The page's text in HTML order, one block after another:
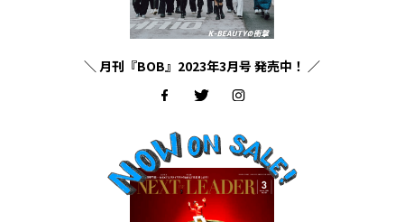
＼ 月刊『BOB』2023年3月号 発売中！ ／